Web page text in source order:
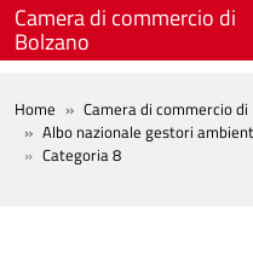
Salta al contenuto principale
Camera di commercio di
Bolzano
BREADCRUMB
Home Camera di commercio di
Albo nazionale gestori
Categoria 8